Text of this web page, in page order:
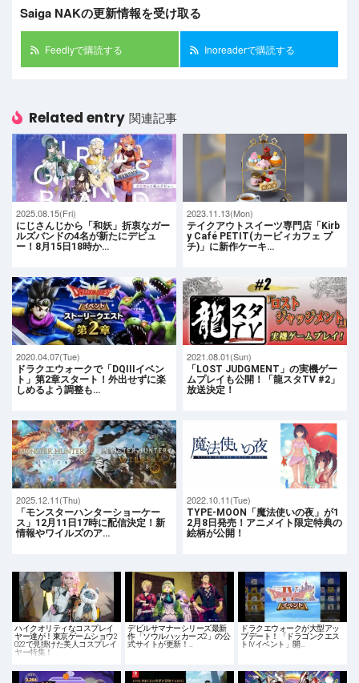
Saiga NAKの更新情報を受け取る
Feedlyで購読する Inoreaderで購読する
Related entry 関連記事
2025.08.15(Fri)
にじさんじから「和妖」折衷なガー
ルズバンドの4名が新たにデビュ
ー！8月15日18時か…
2023.11.13(Mon)
テイクアウトスイーツ専門店「Kirb
y Café PETIT(カービィカフェ プ
チ)」に新作ケーキ…
2020.04.07(Tue)
ドラクエウォークで「DQIIIイベン
ト」第2章スタート！外出せずに楽
しめるよう調整も…
2021.08.01(Sun)
「LOST JUDGMENT」の実機ゲー
ムプレイも公開！「龍スタTV #2」
放送決定！
2025.12.11(Thu)
「モンスターハンターショーケー
ス」12月11日17時に配信決定！新
情報やワイルズのア…
2022.10.11(Tue)
TYPE-MOON「魔法使いの夜」が1
2月8日発売！アニメイト限定特典の
絵柄が公開！
ハイクオリティなコスプレイ
ヤー達が！東京ゲームショウ2
022で見掛けた美人コスプレイ
ヤー特集！
デビルサマナーシリーズ最新
作「ソウルハッカーズ2」の公
式サイトが更新！…
ドラクエウォークが大型アッ
プデート！「ドラゴンクエス
トIVイベント」開…